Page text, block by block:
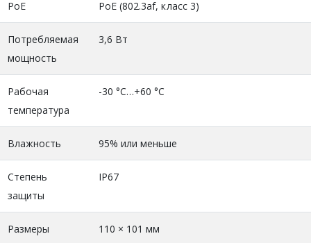
PoE PoE (802.3af, класс 3)
Потребляемая
мощность
3,6 Вт
Рабочая
температура
-30 °C…+60 °C
Влажность 95% или меньше
Степень
защиты
IP67
Размеры 110 × 101 мм